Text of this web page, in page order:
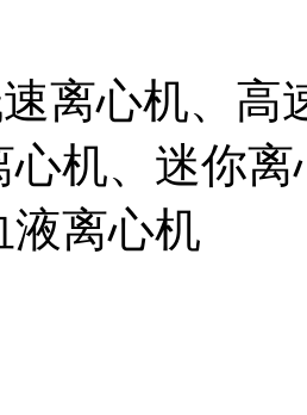
离心机、高
心机、迷你
液离心机